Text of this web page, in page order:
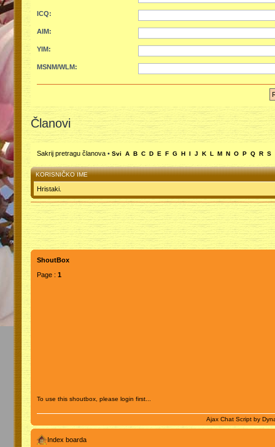
ICQ:
AIM:
YIM:
MSNM/WLM:
Članovi
Sakrij pretragu članova• Svi A B C D E F G H I J K L M N O P Q R S
KORISNIČKO IME
Hristaki.
ShoutBox
Page : 1
To use this shoutbox, please login first...
Ajax Chat Script by
Index boarda